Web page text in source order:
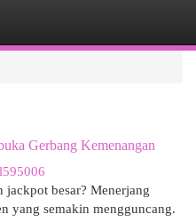
Gerbang Kemenangan
jackpot besar? Menerjang
yang semakin mengguncang.